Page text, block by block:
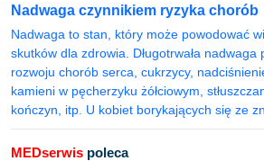
Nadwaga czynnikiem ryzyka chorób
Nadwaga to stan, który może powodować
skutków dla zdrowia. Długotrwała nadwaga
rozwoju chorób serca, cukrzycy,
kamieni w pęcherzyku żółciowym,
kończyn, itp. U kobiet borykających się ze
MEDserwis poleca